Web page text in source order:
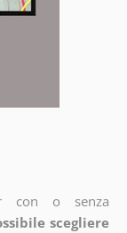
con o senza
scegliere